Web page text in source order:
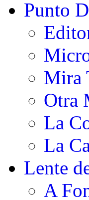
Punto
Mira
Otra
La
La
Lente
A